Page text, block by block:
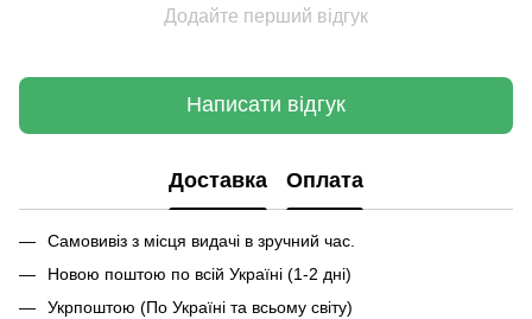
Додайте перший відгук
Написати відгук
Доставка Оплата
Самовивіз з місця видачі в зручний час.
Новою поштою по всій Україні (1-2 дні)
Укрпоштою (По Україні та всьому світу)